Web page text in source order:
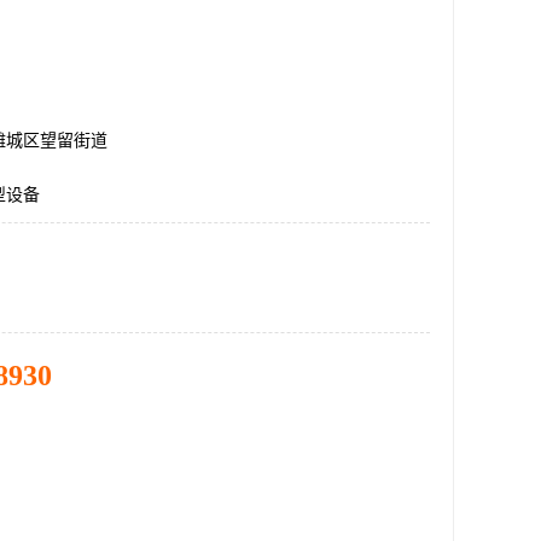
城区望留街道
设备